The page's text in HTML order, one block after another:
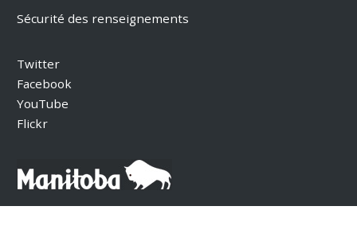
Sécurité des renseignements
Twitter
Facebook
YouTube
Flickr